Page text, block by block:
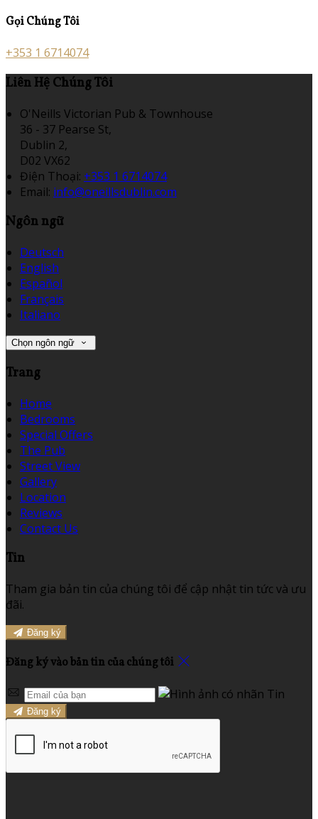
Gọi Chúng Tôi
+353 1 6714074
Liên Hệ Chúng Tôi
O'Neills Victorian Pub & Townhouse
36 - 37 Pearse St,
Dublin 2,
D02 VX62
Điện Thoại: +353 1 6714074
Email: info@oneillsdublin.com
Ngôn ngữ
Deutsch
English
Español
Français
Italiano
Chọn ngôn ngữ
Trang
Home
Bedrooms
Special Offers
The Pub
Street View
Gallery
Location
Reviews
Contact Us
Tin
Tham gia bản tin của chúng tôi để cập nhật tin tức và ưu
đãi.
Đăng ký
Đăng ký vào bản tin của chúng tôi
Đăng ký